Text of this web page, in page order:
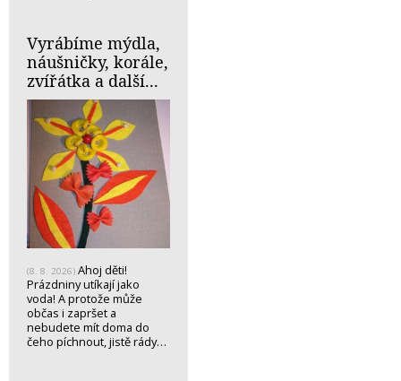
Vyrábíme mýdla,
náušničky, korále,
zvířátka a další...
(8. 8. 2026) Ahoj děti!
Prázdniny utíkají jako
voda! A protože může
občas i zapršet a
nebudete mít doma do
čeho píchnout, jistě rády…